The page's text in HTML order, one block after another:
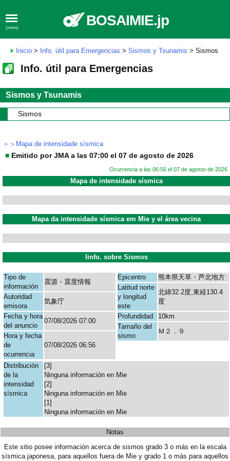
(menú) BOSAIMIE.jp
Inicio > Info. útil para Emergencias > Sismos y Tsunamis > Sismos
Info. útil para Emergencias
Sismos y Tsunamis
Sismos
＞＞Mapa de intensidade sísmica
■ Emitido por JMA a las 07:00 el 07 de agosto de 2026
Ocurrencia a las 06:56 el 07 de agosto de 2026
Mapa de intensidade sísmica
Mapa da intensidade sísmica em Mie y el área vecina
Iinfo. sobre Sismos
Tipo de
información
震源・震度情報
Autoridad
emisora
気象庁
Fecha y hora
del anuncio
07/08/2026 07:00
Hora y fecha
de
ocurrencia
07/08/2026 06:56
Epicentro
熊本県天草・芦北地方
Latitud norte
y longitud
este
北緯32.2度,東経130.4
度
Profundidad
10km
Tamaño del
sismo
Ｍ２．９
Distribución
de la
intensidad
sísmica
[3]
Ninguna información en Mie
[2]
Ninguna información en Mie
[1]
Ninguna información en Mie
Notas
Este sitio posee información acerca de sismos grado 3 o más en la escala
sísmica japonesa, para aquellos fuera de Mie y grado 1 o más para aquellos